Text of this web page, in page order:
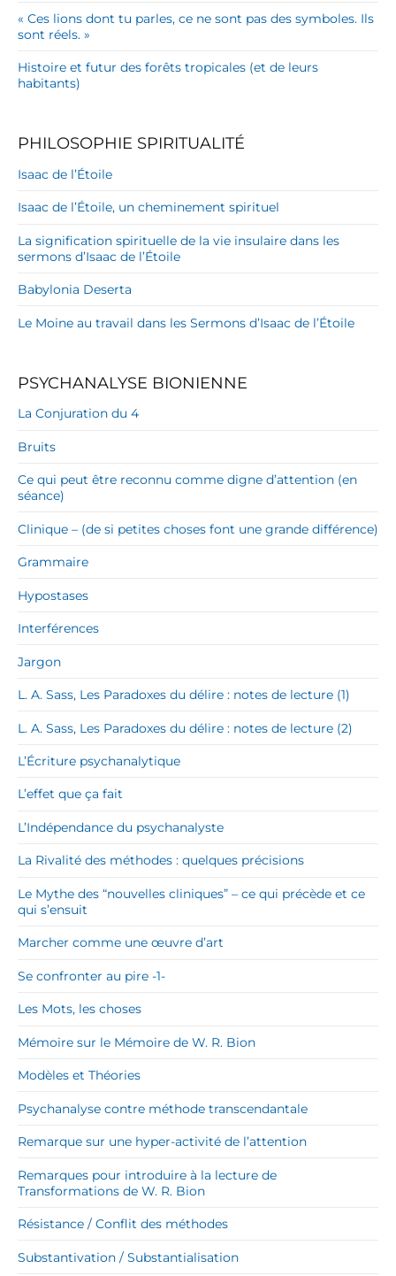
« Ces lions dont tu parles, ce ne sont pas des symboles. Ils
sont réels. »
Histoire et futur des forêts tropicales (et de leurs
habitants)
PHILOSOPHIE SPIRITUALITÉ
Isaac de l’Étoile
Isaac de l’Étoile, un cheminement spirituel
La signification spirituelle de la vie insulaire dans les
sermons d’Isaac de l’Étoile
Babylonia Deserta
Le Moine au travail dans les Sermons d’Isaac de l’Étoile
PSYCHANALYSE BIONIENNE
La Conjuration du 4
Bruits
Ce qui peut être reconnu comme digne d’attention (en
séance)
Clinique – (de si petites choses font une grande différence)
Grammaire
Hypostases
Interférences
Jargon
L. A. Sass, Les Paradoxes du délire : notes de lecture (1)
L. A. Sass, Les Paradoxes du délire : notes de lecture (2)
L’Écriture psychanalytique
L’effet que ça fait
L’Indépendance du psychanalyste
La Rivalité des méthodes : quelques précisions
Le Mythe des “nouvelles cliniques” – ce qui précède et ce
qui s’ensuit
Marcher comme une œuvre d’art
Se confronter au pire -1-
Les Mots, les choses
Mémoire sur le Mémoire de W. R. Bion
Modèles et Théories
Psychanalyse contre méthode transcendantale
Remarque sur une hyper-activité de l’attention
Remarques pour introduire à la lecture de
Transformations de W. R. Bion
Résistance / Conflit des méthodes
Substantivation / Substantialisation